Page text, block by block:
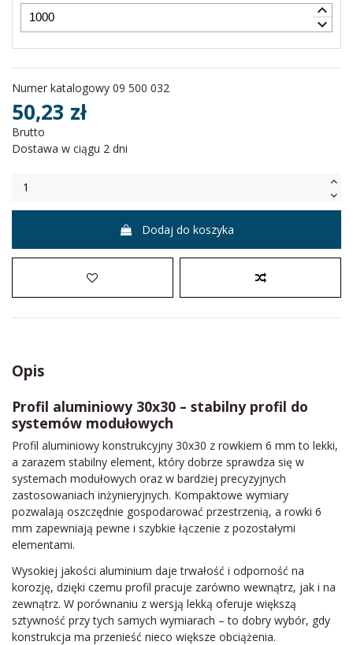
keyboard_arrow_up
keyboard_arrow_down
Numer katalogowy 09 500 032
50,23 zł
Brutto
Dostawa w ciągu 2 dni
Dodaj do koszyka
Opis
Profil aluminiowy 30x30 – stabilny profil do
systemów modułowych
Profil aluminiowy konstrukcyjny 30x30 z rowkiem 6 mm to lekki,
a zarazem stabilny element, który dobrze sprawdza się w
systemach modułowych oraz w bardziej precyzyjnych
zastosowaniach inżynieryjnych. Kompaktowe wymiary
pozwalają oszczędnie gospodarować przestrzenią, a rowki 6
mm zapewniają pewne i szybkie łączenie z pozostałymi
elementami.
Wysokiej jakości aluminium daje trwałość i odporność na
korozję, dzięki czemu profil pracuje zarówno wewnątrz, jak i na
zewnątrz. W porównaniu z wersją lekką oferuje większą
sztywność przy tych samych wymiarach – to dobry wybór, gdy
konstrukcja ma przenieść nieco większe obciążenia.